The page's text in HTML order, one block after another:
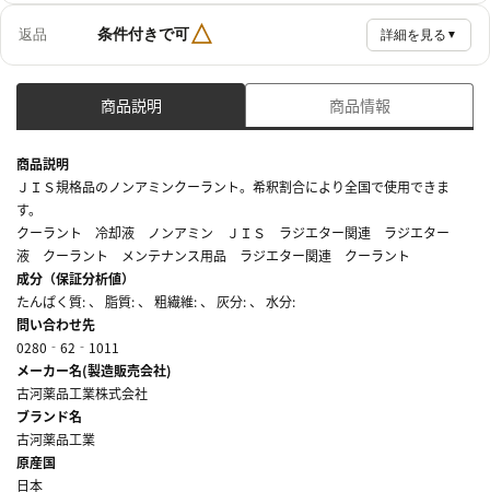
返品 条件付きで可△ 詳細を見る ▼
商品説明 商品情報
商品説明
ＪＩＳ規格品のノンアミンクーラント。希釈割合により全国で使用できま
す。
クーラント 冷却液 ノンアミン ＪＩＳ ラジエター関連 ラジエター
液 クーラント メンテナンス用品 ラジエター関連 クーラント
成分（保証分析値）
たんぱく質: 、 脂質: 、 粗繊維: 、 灰分: 、 水分:
問い合わせ先
0280‐62‐1011
メーカー名(製造販売会社)
古河薬品工業株式会社
ブランド名
古河薬品工業
原産国
日本